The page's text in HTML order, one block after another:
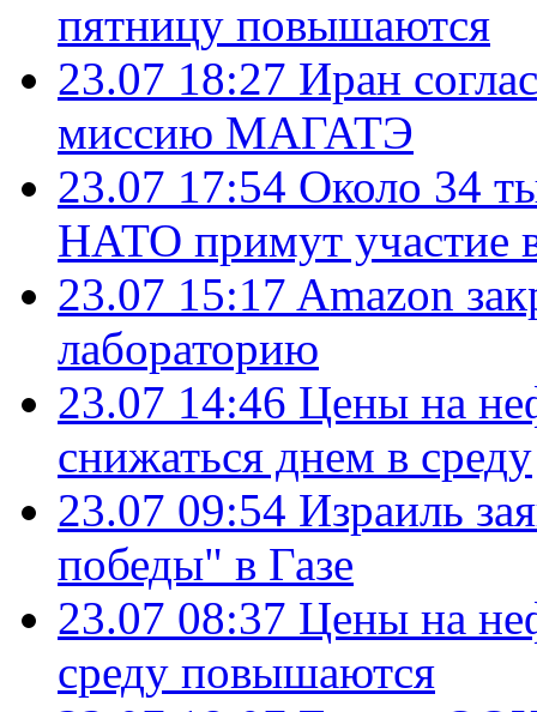
пятницу повышаются
23.07 18:27 Иран
миссию МАГАТЭ
23.07 17:54 Около 34
НАТО примут участие
23.07 15:17 Amazon
лабораторию
23.07 14:46 Цены на
снижаться днем в среду
23.07 09:54 Израиль
победы" в Газе
23.07 08:37 Цены на
среду повышаются